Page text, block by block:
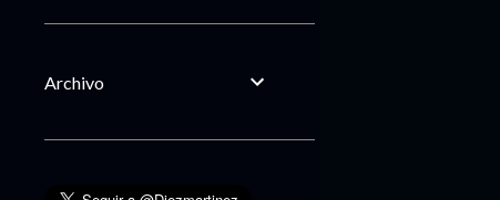
Archivo